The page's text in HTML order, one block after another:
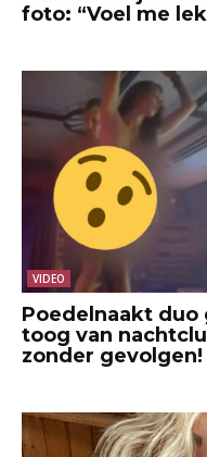
foto: “Voel me
VIDEO
Poedelnaakt duo
toog van
zonder gevolgen!